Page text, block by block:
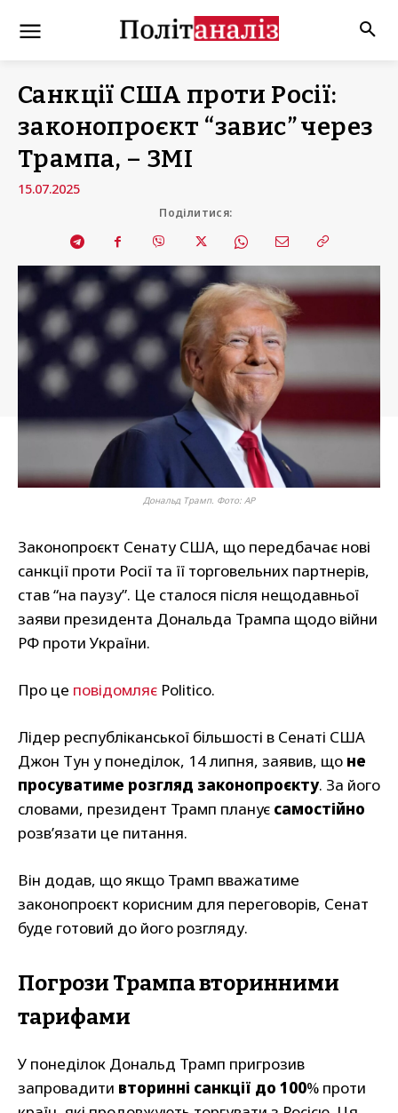
Санкції США проти Росії:
законопроєкт “завис” через
Трампа, – ЗМІ
15.07.2025
Поділитися:
Дональд Трамп. Фото: AP
Законопроєкт Сенату США, що передбачає нові
санкції проти Росії та її торговельних партнерів,
став “на паузу”. Це сталося після нещодавньої
заяви президента Дональда Трампа щодо війни
РФ проти України.
Про це повідомляє Politico.
Лідер республіканської більшості в Сенаті США
Джон Тун у понеділок, 14 липня, заявив, що не
просуватиме розгляд законопроєкту. За його
словами, президент Трамп планує самостійно
розв’язати це питання.
Він додав, що якщо Трамп вважатиме
законопроєкт корисним для переговорів, Сенат
буде готовий до його розгляду.
Погрози Трампа вторинними
тарифами
У понеділок Дональд Трамп пригрозив
запровадити вторинні санкції до 100% проти